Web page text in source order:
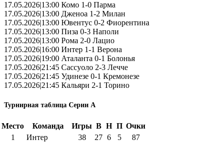
17.05.2026|13:00 Комо 1-0 Парма
17.05.2026|13:00 Дженоа 1-2 Милан
17.05.2026|13:00 Ювентус 0-2 Фиорентина
17.05.2026|13:00 Пиза 0-3 Наполи
17.05.2026|13:00 Рома 2-0 Лацио
17.05.2026|16:00 Интер 1-1 Верона
17.05.2026|19:00 Аталанта 0-1 Болонья
17.05.2026|21:45 Сассуоло 2-3 Лечче
17.05.2026|21:45 Удинезе 0-1 Кремонезе
17.05.2026|21:45 Кальяри 2-1 Торино
Турнирная таблица Серии А
Место Команда Игры В Н П Очки
1
Интер 38 27 6 5
87